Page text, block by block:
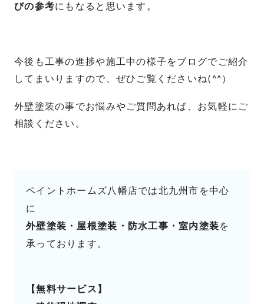
びの参考にもなると思います。
今後も工事の進捗や施工中の様子をブログでご紹介
してまいりますので、ぜひご覧くださいね(^^）
外壁塗装の事でお悩みやご質問あれば、お気軽にご
相談ください。
ペイントホームズ八幡店では北九州市を中心
に
外壁塗装・屋根塗装・防水工事・室内塗装を
承っております。
【無料サービス】